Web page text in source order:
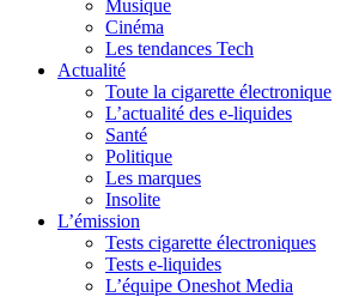
Musique
Cinéma
Les tendances Tech
Actualité
Toute la cigarette électronique
L’actualité des e-liquides
Santé
Politique
Les marques
Insolite
L’émission
Tests cigarette électroniques
Tests e-liquides
L’équipe Oneshot Media